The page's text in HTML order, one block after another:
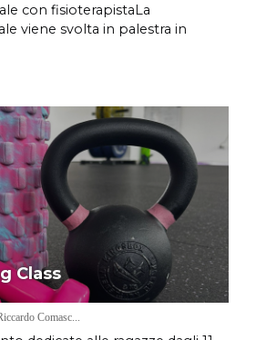
con fisioterapistaLa
viene svolta in palestra in
Class
Comasc...